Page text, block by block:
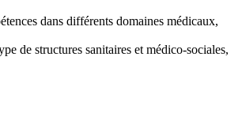
dans différents domaines médicaux,
de structures sanitaires et médico-sociales,